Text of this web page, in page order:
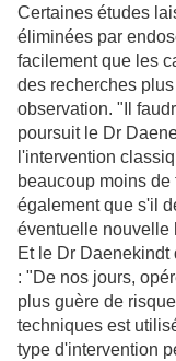
Certaines études
éliminées par
facilement que les
des recherches
observation. "Il
poursuit le Dr
l'intervention
beaucoup moins
également que s'il
éventuelle nouvelle
Et le Dr
: "De nos jours,
plus guère de
techniques est
type d'intervention